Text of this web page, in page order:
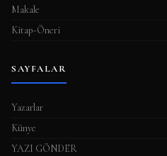
Makale
Kitap-Öneri
SAYFALAR
Yazarlar
Künye
YAZI GÖNDER